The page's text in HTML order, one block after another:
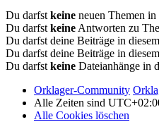
Du darfst keine neuen Themen
Du darfst keine Antworten zu
Du darfst deine Beiträge in
Du darfst deine Beiträge in
Du darfst keine Dateianhänge in
Orklager-Community
Alle Zeiten sind
Alle Cookies löschen